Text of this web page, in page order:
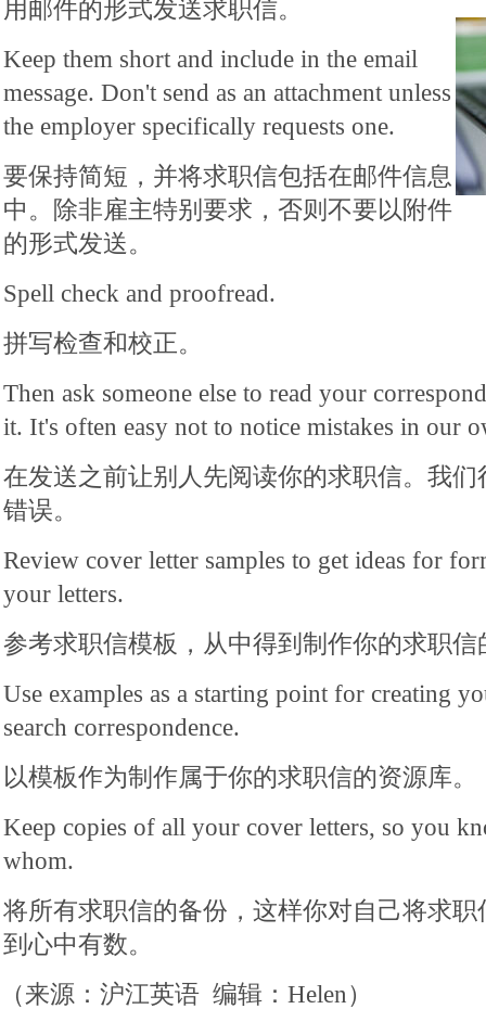
用邮件的形式发送求职信。
Keep them short and include in the email
message. Don't send as an attachment unless
the employer specifically requests one.
要保持简短，并将求职信包括在邮件信息
中。除非雇主特别要求，否则不要以附件
的形式发送。
Spell check and proofread.
拼写检查和校正。
Then ask someone else to read your
it. It's often easy not to notice mistakes in our
在发送之前让别人先阅读你的求职信。我
错误。
Review cover letter samples to get ideas for
your letters.
参考求职信模板，从中得到制作你的求职
Use examples as a starting point for creating
search correspondence.
以模板作为制作属于你的求职信的资源库。
Keep copies of all your cover letters, so you
whom.
将所有求职信的备份，这样你对自己将求
到心中有数。
（来源：沪江英语 编辑：Helen）